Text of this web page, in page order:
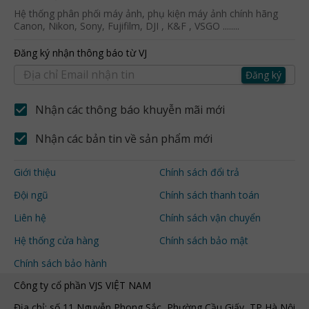
Hệ thống phân phối máy ảnh, phụ kiện máy ảnh chính hãng
Canon, Nikon, Sony, Fujifilm, DJI , K&F , VSGO ........
Đăng ký nhận thông báo từ VJ
Đăng ký
Nhận các thông báo khuyễn mãi mới
Nhận các bản tin về sản phẩm mới
Giới thiệu
Đội ngũ
Liên hệ
Hệ thống cửa hàng
Chính sách bảo hành
Chính sách đổi trả
Chính sách thanh toán
Chính sách vận chuyển
Chính sách bảo mật
Công ty cổ phần VJS VIỆT NAM